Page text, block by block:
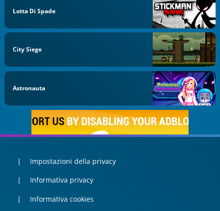
Lotta Di Spade
City Siege
Astronauta
Impostazioni della privacy
Informativa privacy
Informativa cookies